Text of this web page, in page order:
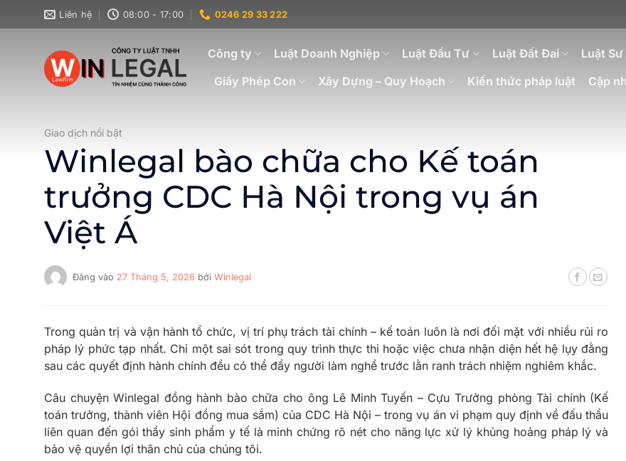
qua
Liên hệ 08:00 - 17:00 0246 29 33 222
Công ty Luật Doanh Nghiệp Luật Đầu Tư Luật Đất Đai Luật
Giấy Phép Con
Xây Dựng – Quy Hoạch Kiến thức pháp luật Cập
Giao dịch nổi bật
Winlegal bào chữa cho Kế toán
trưởng CDC Hà Nội trong vụ án
Việt Á
Đăng vào 27 Tháng 5, 2026 bởi Winlegal
Trong quản trị và vận hành tổ chức, vị trí phụ trách tài chính – kế toán luôn là nơi đối mặt với nhiều rủi ro
pháp lý phức tạp nhất. Chỉ một sai sót trong quy trình thực thi hoặc việc chưa nhận diện hết hệ lụy đằng
sau các quyết định hành chính đều có thể đẩy người làm nghề trước lằn ranh trách nhiệm nghiêm khắc.
Câu chuyện Winlegal đồng hành bào chữa cho ông Lê Minh Tuyến – Cựu Trưởng phòng Tài chính (Kế
toán trưởng, thành viên Hội đồng mua sắm) của CDC Hà Nội – trong vụ án vi phạm quy định về đấu thầu
liên quan đến gói thầy sinh phẩm y tế là minh chứng rõ nét cho năng lực xử lý khủng hoảng pháp lý và
bảo vệ quyền lợi thân chủ của chúng tôi.